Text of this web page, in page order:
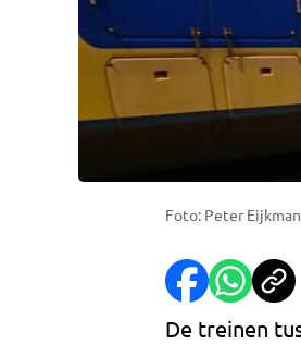
Foto: Peter
De treinen